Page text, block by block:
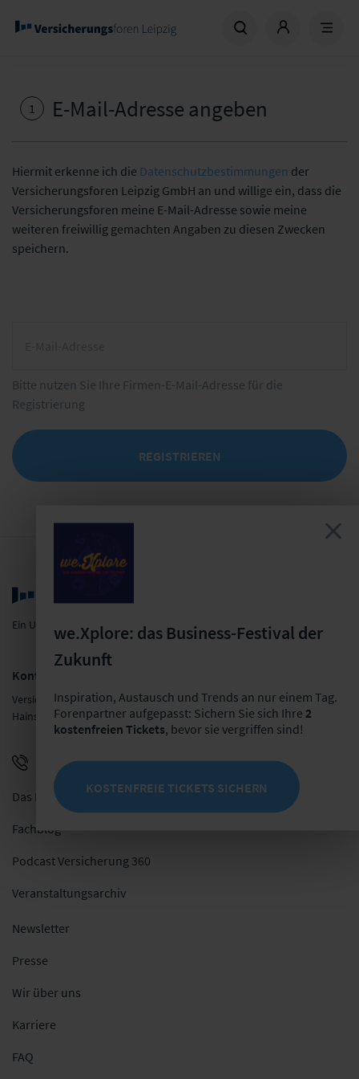
1 E-Mail-Adresse angeben
Hiermit erkenne ich die Datenschutzbestimmungen der
Versicherungsforen Leipzig GmbH an und willige ein, dass die
Versicherungsforen meine E-Mail-Adresse sowie meine
weiteren freiwillig gemachten Angaben zu diesen Zwecken
speichern.
Bitte nutzen Sie Ihre Firmen-E-Mail-Adresse für die
Registrierung
REGISTRIEREN
we.Xplore: das Business-Festival der
Zukunft
Inspiration, Austausch und Trends an nur einem Tag.
Forenpartner aufgepasst: Sichern Sie sich Ihre 2
kostenfreien Tickets, bevor sie vergriffen sind!
KOSTENFREIE TICKETS SICHERN
Ein Unternehmen der LF Gruppe
Kontakt
Versicherungsforen Leipzig GmbH
Hainstraße 16, 04109 Leipzig
+49 341 98988-0 E-Mail schreiben
Das Netzwerk
Fachblog
Podcast Versicherung 360
Veranstaltungsarchiv
Newsletter
Presse
Wir über uns
Karriere
FAQ